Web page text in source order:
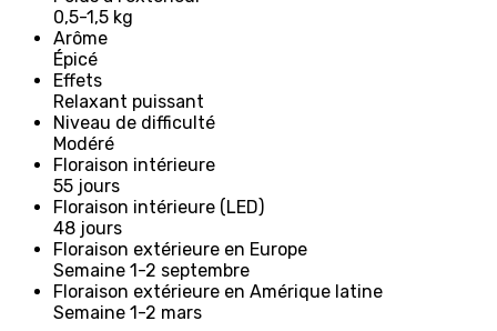
0,5-1,5 kg
Arôme
Épicé
Effets
Relaxant puissant
Niveau de difficulté
Modéré
Floraison intérieure
55 jours
Floraison intérieure (LED)
48 jours
Floraison extérieure en Europe
Semaine 1-2 septembre
Floraison extérieure en Amérique latine
Semaine 1-2 mars